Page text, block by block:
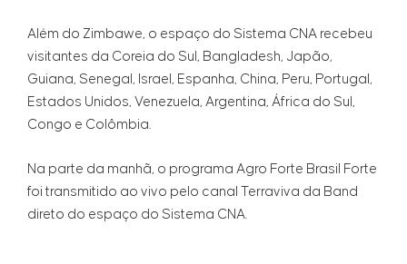
Além do Zimbawe, o espaço do Sistema CNA recebeu
visitantes da Coreia do Sul, Bangladesh, Japão,
Guiana, Senegal, Israel, Espanha, China, Peru, Portugal,
Estados Unidos, Venezuela, Argentina, África do Sul,
Congo e Colômbia.
Na parte da manhã, o programa Agro Forte Brasil Forte
foi transmitido ao vivo pelo canal Terraviva da Band
direto do espaço do Sistema CNA.